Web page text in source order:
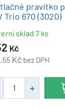
pravítko
Trio 670 (3020)
sklad 7 ks
Kč
Kč bez DPH